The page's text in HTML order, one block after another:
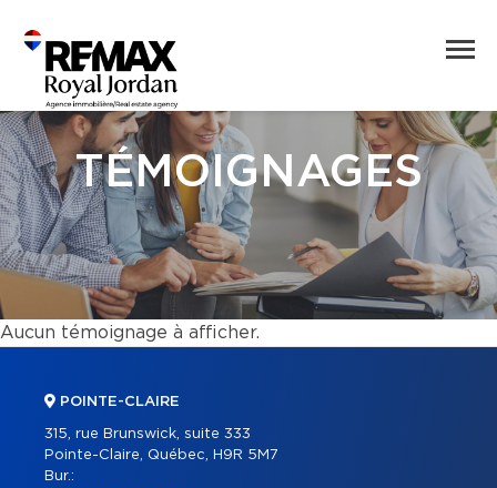
TÉMOIGNAGES
Aucun témoignage à afficher.
POINTE-CLAIRE
315, rue Brunswick, suite 333
Pointe-Claire, Québec, H9R 5M7
Bur.: